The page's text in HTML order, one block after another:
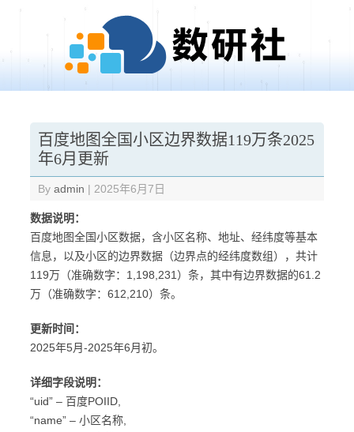
百度地图全国小区边界数据119万条2025
年6月更新
By admin | 2025年6月7日
数据说明：
百度地图全国小区数据，含小区名称、地址、经纬度等基本
信息，以及小区的边界数据（边界点的经纬度数组），共计
119万（准确数字：1,198,231）条，其中有边界数据的61.2
万（准确数字：612,210）条。
更新时间：
2025年5月-2025年6月初。
详细字段说明：
“uid” – 百度POIID,
“name” – 小区名称,